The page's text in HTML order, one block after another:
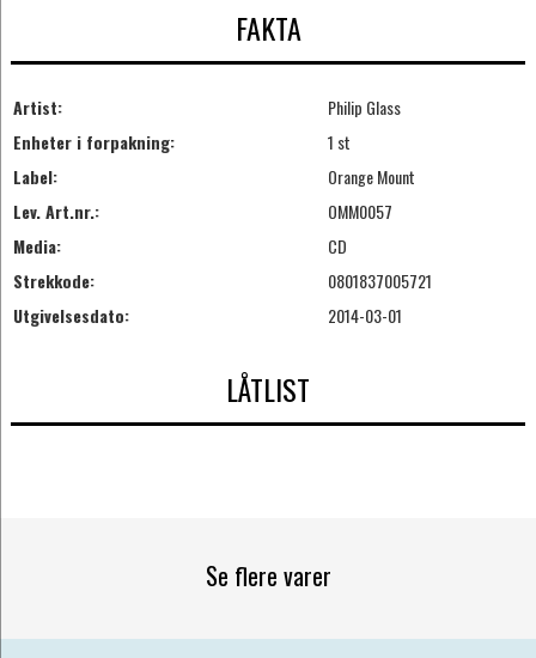
FAKTA
Artist:
Philip Glass
Enheter i forpakning:
1 st
Label:
Orange Mount
Lev. Art.nr.:
OMM0057
Media:
CD
Strekkode:
0801837005721
Utgivelsesdato:
2014-03-01
LÅTLIST
Se flere varer